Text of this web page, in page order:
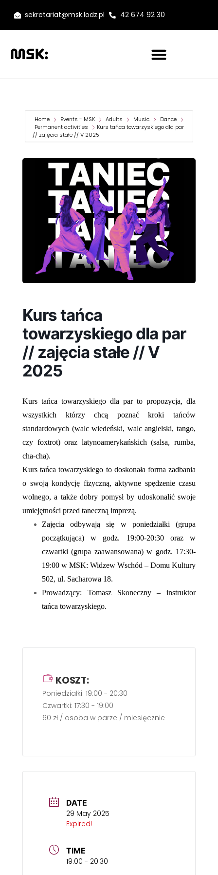
sekretariat@msk.lodz.pl 42 674 92 30
Home Events - MSK Adults Music
Dance
Permanent activities
Kurs tańca towarzyskiego dla par
// zajęcia stałe // V 2025
Kurs tańca
towarzyskiego dla par
// zajęcia stałe // V
2025
Kurs tańca towarzyskiego dla par to propozycja, dla
wszystkich którzy chcą poznać kroki tańców
standardowych (walc wiedeński, walc angielski, tango,
czy foxtrot) oraz latynoamerykańskich (salsa, rumba,
cha-cha).
Kurs tańca towarzyskiego to doskonała forma zadbania
o swoją kondycję fizyczną, aktywne spędzenie czasu
wolnego, a także dobry pomysł by udoskonalić swoje
umiejętności przed taneczną imprezą.
Zajęcia odbywają się w poniedziałki (grupa
początkująca) w godz. 19:00-20:30 oraz w
czwartki (grupa zaawansowana) w godz. 17:30-
19:00 w MSK: Widzew Wschód – Domu Kultury
502, ul. Sacharowa 18.
Prowadzący: Tomasz Skoneczny – instruktor
tańca towarzyskiego.
KOSZT:
Poniedziałki: 19:00 - 20:30
Czwartki: 17:30 - 19:00
60 zł / osoba w parze / miesięcznie
DATE
29 May 2025
Expired!
TIME
19:00 - 20:30